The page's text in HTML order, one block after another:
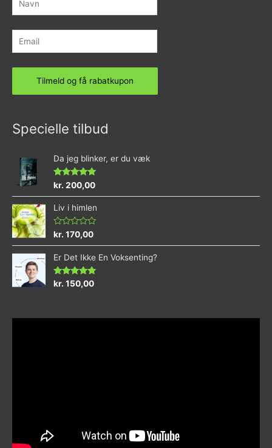
Specielle tilbud
Da jeg blinker, er du væk
Vurderet
ud af 5
kr. 200,00
Liv i himlen
Vurderet
af
5
kr. 170,00
Er Det Ikke En Voksenting?
Vurderet
ud af 5
kr. 150,00